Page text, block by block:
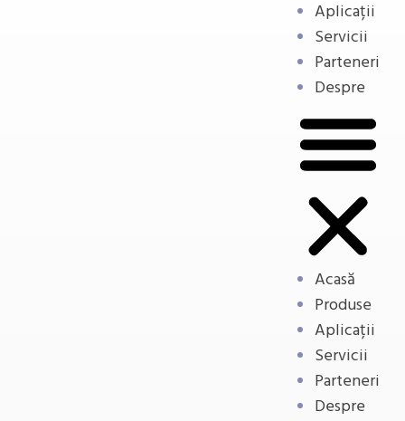
Aplicații
Servicii
Parteneri
Despre
Acasă
Produse
Aplicații
Servicii
Parteneri
Despre
Neutral Earthing